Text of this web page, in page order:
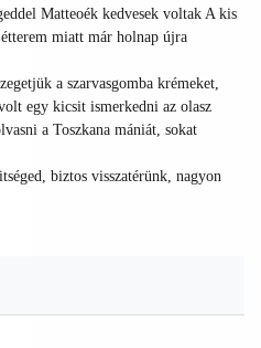
Matteoék kedvesek voltak A kis
miatt már holnap újra
a szarvasgomba krémeket,
egy kicsit ismerkedni az olasz
a Toszkana mániát, sokat
biztos visszatérünk, nagyon